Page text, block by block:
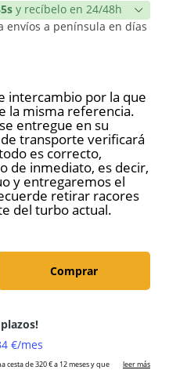
y recíbelo en 24/48h
envíos a península en días
intercambio por la que
la misma referencia.
entregue en su
transporte verificará
es correcto,
de inmediato, es decir,
y entregaremos el
retirar racores
del turbo actual.
Comprar